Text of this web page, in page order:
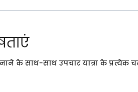
के साथ-साथ उपचार यात्रा के प्रत्येक